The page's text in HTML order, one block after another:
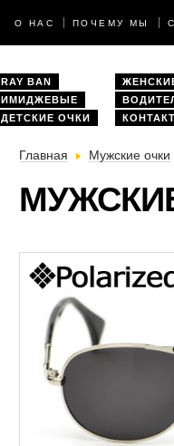
О НАС ПОЧЕМУ МЫ
RAY BAN
ИМИДЖЕВЫЕ
ДЕТСКИЕ ОЧКИ
Главная Мужские очки
МУЖСКИЕ